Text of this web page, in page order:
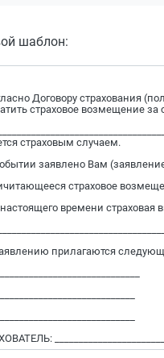
шаблон:
Договору страхования
страховое возмещение за
страховым случаем.
заявлено Вам (заявление
страховое
времени
прилагаются